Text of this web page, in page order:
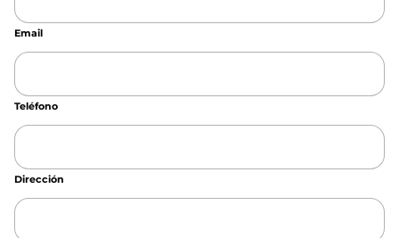
Email
Teléfono
Dirección